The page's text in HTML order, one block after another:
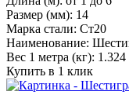
Размер (мм): 14
Марка стали: Ст20
Наименование:
Вес 1 метра (кг): 1.324
Купить в 1 клик